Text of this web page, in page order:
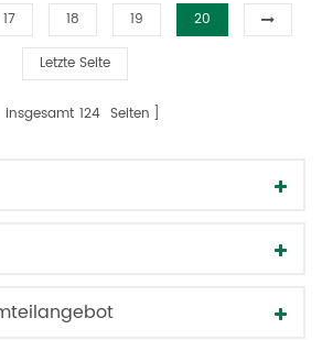
17 18 19 20
Letzte Seite
insgesamt 124 Seiten